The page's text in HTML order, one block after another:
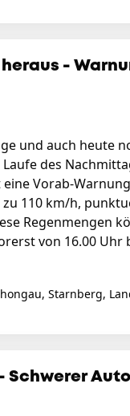
-
und auch heute
des
Vorab-
110 km/h,
Regenmengen
von 16.00 Uhr
Starnberg,
Schwerer